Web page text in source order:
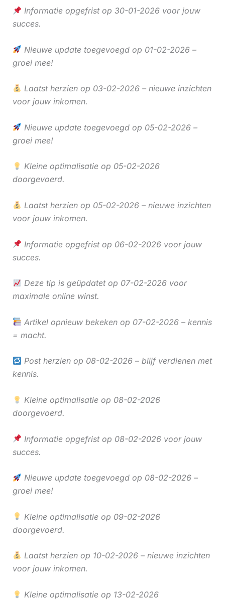
Informatie opgefrist op 30-01-2026 voor jouw
succes.
Nieuwe update toegevoegd op 01-02-2026 –
groei mee!
Laatst herzien op 03-02-2026 – nieuwe inzichten
voor jouw inkomen.
Nieuwe update toegevoegd op 05-02-2026 –
groei mee!
Kleine optimalisatie op 05-02-2026
doorgevoerd.
Laatst herzien op 05-02-2026 – nieuwe inzichten
voor jouw inkomen.
Informatie opgefrist op 06-02-2026 voor jouw
succes.
Deze tip is geüpdatet op 07-02-2026 voor
maximale online winst.
Artikel opnieuw bekeken op 07-02-2026 – kennis
= macht.
Post herzien op 08-02-2026 – blijf verdienen met
kennis.
Kleine optimalisatie op 08-02-2026
doorgevoerd.
Informatie opgefrist op 08-02-2026 voor jouw
succes.
Nieuwe update toegevoegd op 08-02-2026 –
groei mee!
Kleine optimalisatie op 09-02-2026
doorgevoerd.
Laatst herzien op 10-02-2026 – nieuwe inzichten
voor jouw inkomen.
Kleine optimalisatie op 13-02-2026